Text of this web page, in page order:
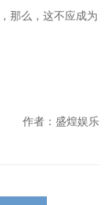
那么，这不应成为
作者：盛煌娱乐